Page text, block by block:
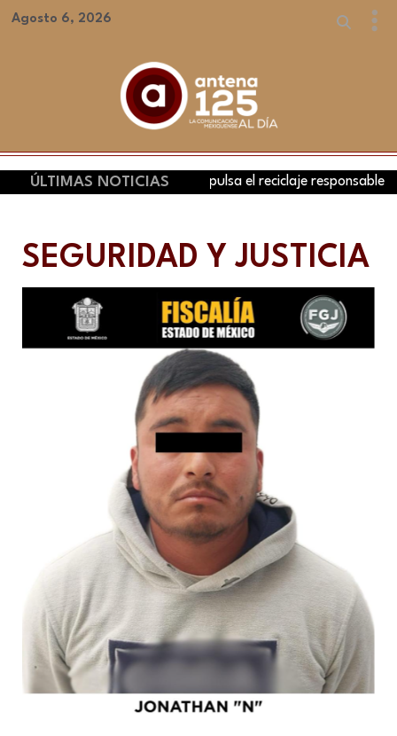
Agosto 6, 2026
ÚLTIMAS NOTICIAS
Impulsa UAEMéx impulsa el reciclaje responsable de residuos
SEGURIDAD Y JUSTICIA